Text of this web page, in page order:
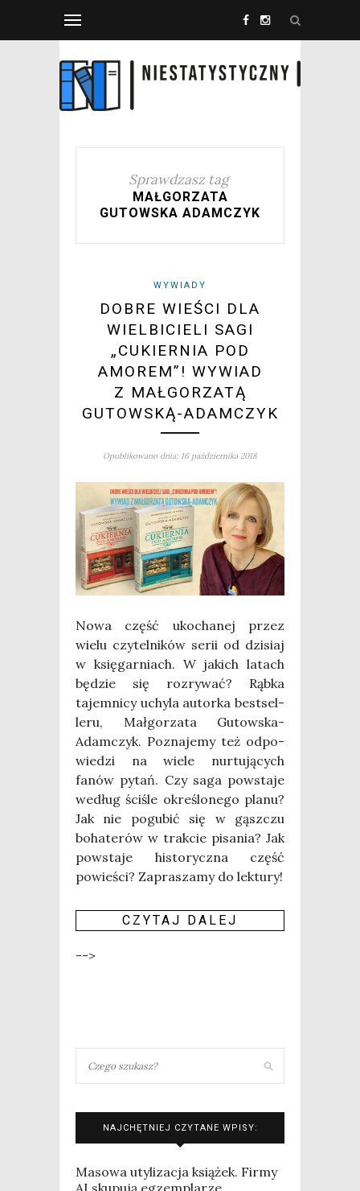
Sprawdzasz tag
MAŁGORZATA
GUTOWSKA ADAMCZYK
WYWIADY
DOBRE WIEŚCI DLA
WIELBICIELI SAGI
„CUKIERNIA POD
AMOREM”! WYWIAD
Z MAŁGORZATĄ
GUTOWSKĄ-ADAMCZYK
Opublikowano dnia: 16 października 2018
Nowa część uko­cha­nej przez
wie­lu czy­tel­ni­ków serii od dzi­siaj
w księ­gar­niach. W jakich latach
będzie się roz­ry­wać? Rąb­ka
tajem­ni­cy uchy­la autor­ka best­sel­
le­ru, Mał­go­rza­ta Gutow­ska-
Adam­czyk. Pozna­je­my też odpo­
wie­dzi na wie­le nur­tu­ją­cych
fanów pytań. Czy saga powsta­je
według ści­śle okre­ślo­ne­go pla­nu?
Jak nie pogu­bić się w gąsz­czu
boha­te­rów w trak­cie pisa­nia? Jak
powsta­je histo­rycz­na część
powie­ści? Zapra­sza­my do lek­tu­ry!
CZY­TAJ DALEJ
-->
NAJCHĘTNIEJ CZYTANE WPISY:
Masowa utylizacja książek. Firmy
AI skupują egzemplarze